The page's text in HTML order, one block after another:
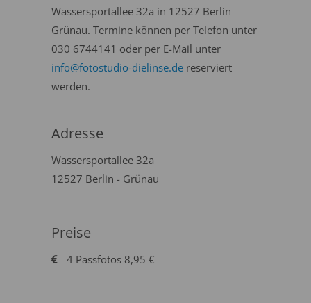
Wassersportallee 32a in 12527 Berlin
Grünau. Termine können per Telefon unter
030 6744141 oder per E-Mail unter
info@fotostudio-dielinse.de reserviert
werden.
Adresse
Wassersportallee 32a
12527 Berlin - Grünau
Preise
4 Passfotos 8,95 €